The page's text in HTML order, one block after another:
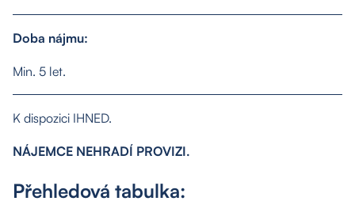
Doba nájmu:
Min. 5 let.
K dispozici IHNED.
NÁJEMCE NEHRADÍ PROVIZI.
Přehledová tabulka: